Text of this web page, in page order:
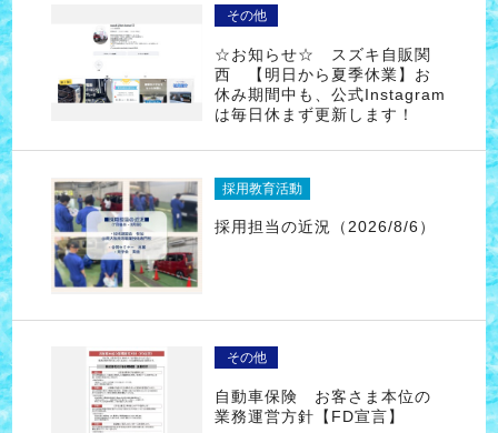
その他
☆お知らせ☆ スズキ自販関
西 【明日から夏季休業】お
休み期間中も、公式Instagram
は毎日休まず更新します！
採用教育活動
採用担当の近況（2026/8/6）
その他
自動車保険 お客さま本位の
業務運営方針【FD宣言】